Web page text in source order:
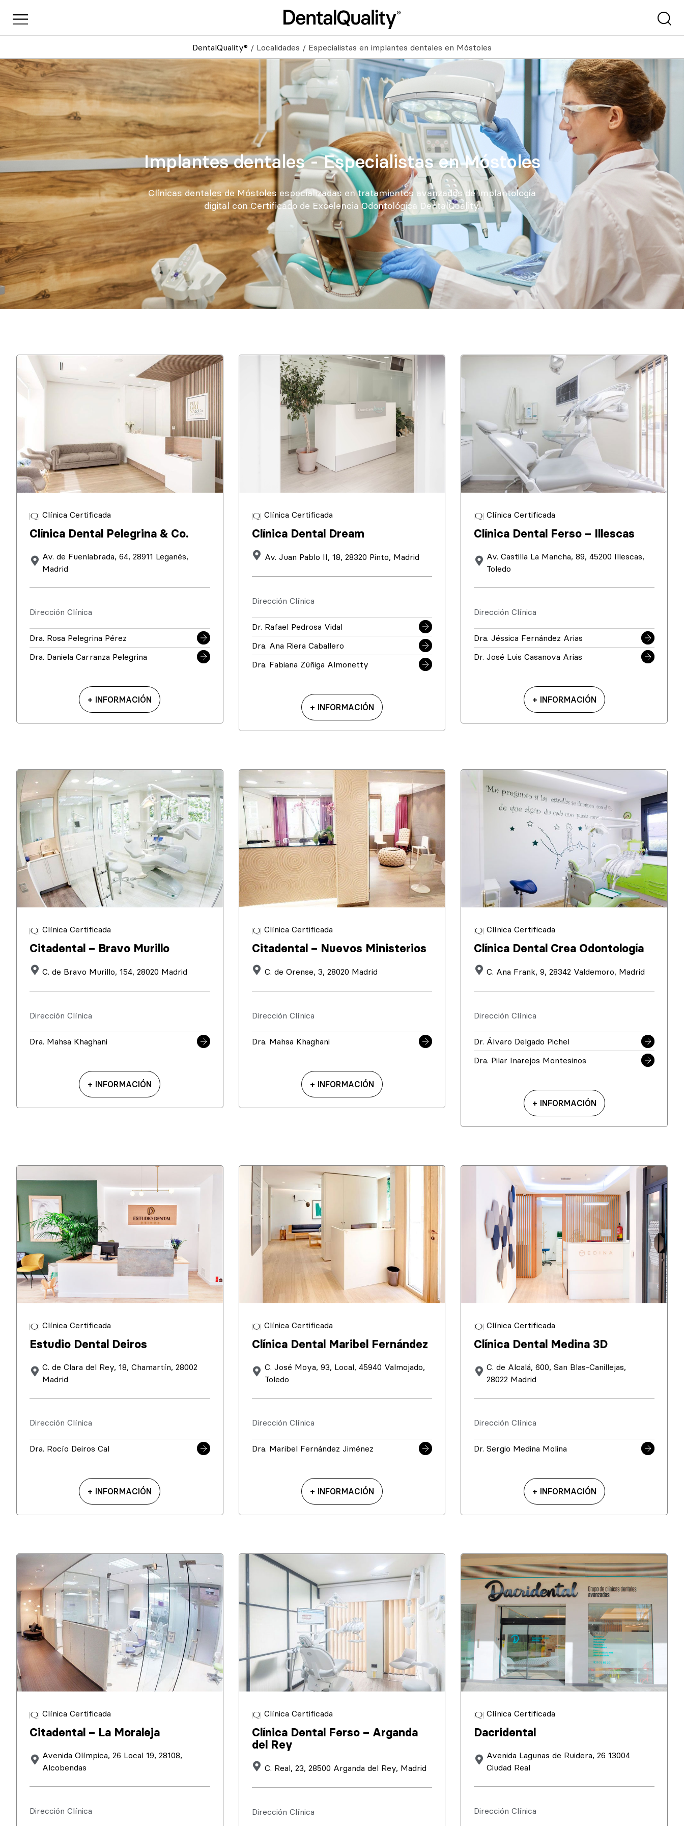
DentalQuality® / Localidades / Especialistas en implantes dentales en Móstoles
Implantes dentales - Especialistas en Móstoles
Clínicas dentales de Móstoles especializadas en tratamientos avanzados de implantología
digital con Certificado de Excelencia Odontológica DentalQuality.
Clínica Certificada
Clínica Dental Pelegrina & Co.
Av. de Fuenlabrada, 64, 28911 Leganés,
Madrid
Dirección Clínica
Dra. Rosa Pelegrina Pérez
Dra. Daniela Carranza Pelegrina
+ INFORMACIÓN
Clínica Certificada
Clínica Dental Dream
Av. Juan Pablo II, 18, 28320 Pinto, Madrid
Dirección Clínica
Dr. Rafael Pedrosa Vidal
Dra. Ana Riera Caballero
Dra. Fabiana Zúñiga Almonetty
+ INFORMACIÓN
Clínica Certificada
Clínica Dental Ferso – Illescas
Av. Castilla La Mancha, 89, 45200 Illescas,
Toledo
Dirección Clínica
Dra. Jéssica Fernández Arias
Dr. José Luis Casanova Arias
+ INFORMACIÓN
Clínica Certificada
Citadental – Bravo Murillo
C. de Bravo Murillo, 154, 28020 Madrid
Dirección Clínica
Dra. Mahsa Khaghani
+ INFORMACIÓN
Clínica Certificada
Citadental – Nuevos Ministerios
C. de Orense, 3, 28020 Madrid
Dirección Clínica
Dra. Mahsa Khaghani
+ INFORMACIÓN
Clínica Certificada
Clínica Dental Crea Odontología
C. Ana Frank, 9, 28342 Valdemoro, Madrid
Dirección Clínica
Dr. Álvaro Delgado Pichel
Dra. Pilar Inarejos Montesinos
+ INFORMACIÓN
Clínica Certificada
Estudio Dental Deiros
C. de Clara del Rey, 18, Chamartín, 28002
Madrid
Dirección Clínica
Dra. Rocío Deiros Cal
+ INFORMACIÓN
Clínica Certificada
Clínica Dental Maribel Fernández
C. José Moya, 93, Local, 45940 Valmojado,
Toledo
Dirección Clínica
Dra. Maribel Fernández Jiménez
+ INFORMACIÓN
Clínica Certificada
Clínica Dental Medina 3D
C. de Alcalá, 600, San Blas-Canillejas,
28022 Madrid
Dirección Clínica
Dr. Sergio Medina Molina
+ INFORMACIÓN
Clínica Certificada
Citadental – La Moraleja
Avenida Olímpica, 26 Local 19, 28108,
Alcobendas
Dirección Clínica
Clínica Certificada
Clínica Dental Ferso – Arganda
del Rey
C. Real, 23, 28500 Arganda del Rey, Madrid
Dirección Clínica
Clínica Certificada
Dacridental
Avenida Lagunas de Ruidera, 26 13004
Ciudad Real
Dirección Clínica